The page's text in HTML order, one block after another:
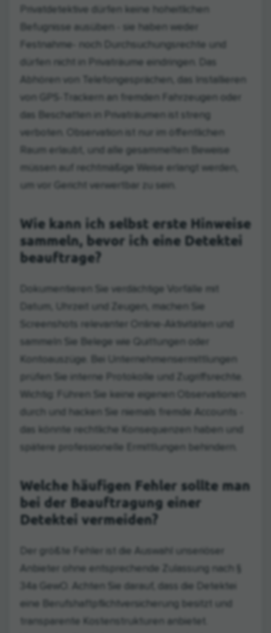
Privatdetektive dürfen keine hoheitlichen
Befugnisse ausüben - sie haben weder
Festnahme- noch Durchsuchungsrechte und
dürfen nicht in Privaträume eindringen. Das
Abhören von Telefongesprächen, das Installieren
von GPS-Trackern an fremden Fahrzeugen oder
das Beschatten in Privaträumen ist streng
verboten. Observation ist nur im öffentlichen
Raum erlaubt, und alle gesammelten Beweise
müssen auf rechtmäßige Weise erlangt werden,
um vor Gericht verwertbar zu sein.
Wie kann ich selbst erste Hinweise
sammeln, bevor ich eine Detektei
beauftrage?
Dokumentieren Sie verdächtige Vorfälle mit
Datum, Uhrzeit und Zeugen, machen Sie
Screenshots relevanter Online-Aktivitäten und
sammeln Sie Belege wie Quittungen oder
Kontoauszüge. Bei Unternehmensermittlungen
prüfen Sie interne Protokolle und Zugriffsrechte.
Wichtig: Führen Sie keine eigenen Observationen
durch und hacken Sie niemals fremde Accounts -
das könnte rechtliche Konsequenzen haben und
spätere professionelle Ermittlungen behindern.
Welche häufigen Fehler sollte man
bei der Beauftragung einer
Detektei vermeiden?
Der größte Fehler ist die Auswahl unseriöser
Anbieter ohne entsprechende Zulassung nach §
34a GewO. Achten Sie darauf, dass die Detektei
eine Berufshaftpflichtversicherung besitzt und
transparente Kostenstrukturen anbietet.